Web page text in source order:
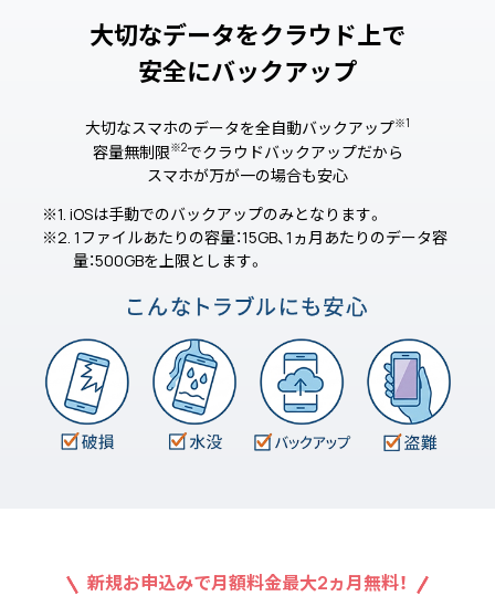
大切なデータをクラウド上で
安全にバックアップ
大切なスマホのデータを全自動バックアップ※1
容量無制限※2でクラウドバックアップだから
スマホが万が一の場合も安心
※1. iOSは手動でのバックアップのみとなります。
※2. 1ファイルあたりの容量：15GB、1ヵ月あたりのデータ容
量：500GBを上限とします。
新規お申込みで月額料金最大2ヵ月無料！